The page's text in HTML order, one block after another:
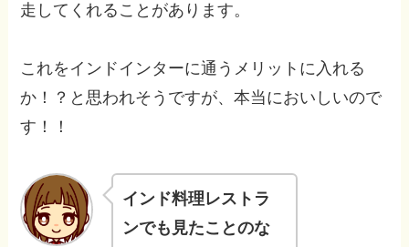
走してくれることがあります。
これをインドインターに通うメリットに入れる
か！？と思われそうですが、本当においしいので
す！！
インド料理レストラ
ンでも見たことのな